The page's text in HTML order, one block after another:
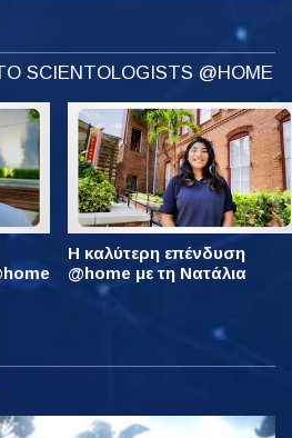
SCIENTOLOGISTS @HOME
Η καλύτερη επένδυση
@home με τη Νατάλια